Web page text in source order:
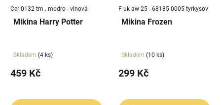
Cer 0132 tm . modro - vínová
Mikina Harry Potter
Skladem (4 ks)
459 Kč
F uk aw 25 - 68185 0005 tyrkysov
Mikina Frozen
Skladem (10 ks)
299 Kč